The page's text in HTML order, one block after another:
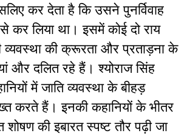
कर देता है कि उसने पुनर्विवाह
कर लिया था। इसमें कोई दो राय
व्यवस्था की क्रूरता और प्रताड़ना के
और दलित रहे हैं। श्योराज सिंह
में जाति व्यवस्था के बीहड़
करते हैं। इनकी कहानियों के भीतर
शोषण की इबारत स्पष्ट तौर पढ़ी जा